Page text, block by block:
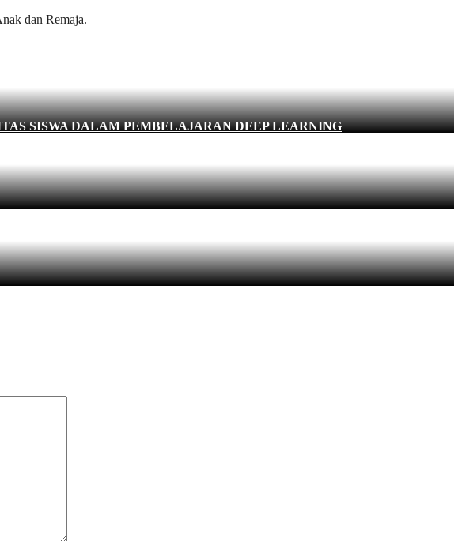
dan Remaja.
SISWA DALAM PEMBELAJARAN DEEP LEARNING